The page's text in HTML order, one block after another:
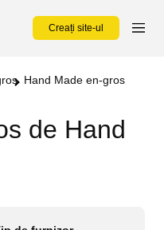
Creați site-ul
Hand Made en-gros
de Hand